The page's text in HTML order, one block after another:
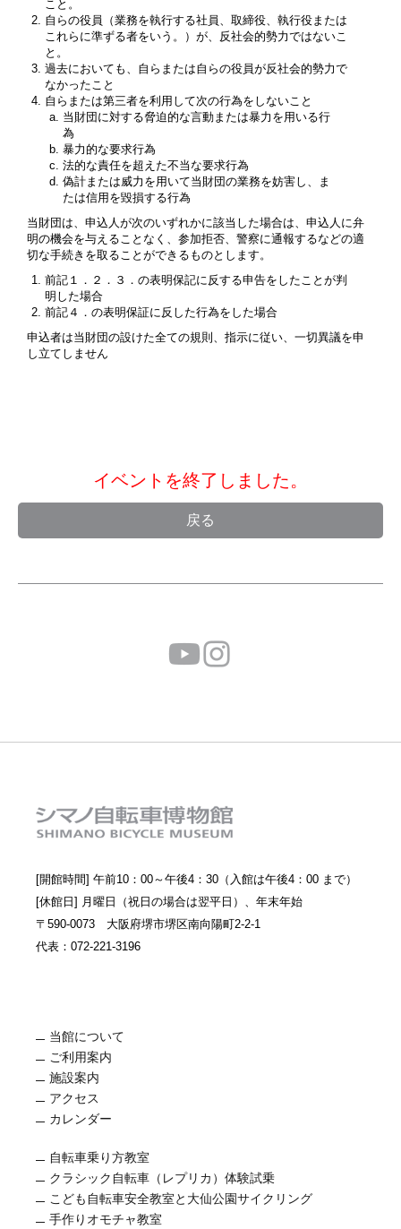
こと。
自らの役員（業務を執行する社員、取締役、執行役または
これらに準ずる者をいう。）が、反社会的勢力ではないこ
と。
過去においても、自らまたは自らの役員が反社会的勢力で
なかったこと
自らまたは第三者を利用して次の行為をしないこと
当財団に対する脅迫的な言動または暴力を用いる行
為
暴力的な要求行為
法的な責任を超えた不当な要求行為
偽計または威力を用いて当財団の業務を妨害し、ま
たは信用を毀損する行為
当財団は、申込人が次のいずれかに該当した場合は、申込人に弁
明の機会を与えることなく、参加拒否、警察に通報するなどの適
切な手続きを取ることができるものとします。
前記１．２．３．の表明保記に反する申告をしたことが判
明した場合
前記４．の表明保証に反した行為をした場合
申込者は当財団の設けた全ての規則、指示に従い、一切異議を申
し立てしません
イベントを終了しました。
戻る
[開館時間] 午前10：00～午後4：30（入館は午後4：00 まで）
[休館日] 月曜日（祝日の場合は翌平日）、年末年始
〒590-0073 大阪府堺市堺区南向陽町2-2-1
代表：072-221-3196
当館について
ご利用案内
施設案内
アクセス
カレンダー
自転車乗り方教室
クラシック自転車（レプリカ）体験試乗
こども自転車安全教室と大仙公園サイクリング
手作りオモチャ教室